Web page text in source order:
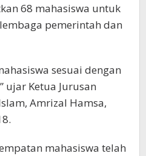
68 mahasiswa untuk
pemerintah dan
sesuai dengan
ujar Ketua Jurusan
Amrizal Hamsa,
mahasiswa telah